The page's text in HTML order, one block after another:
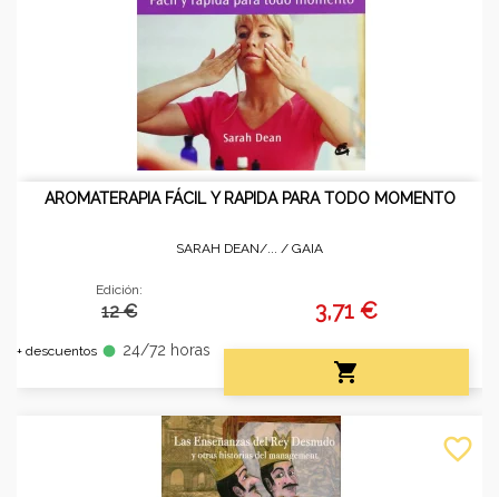
AROMATERAPIA FÁCIL Y RAPIDA PARA TODO MOMENTO
SARAH DEAN/... / GAIA
Edición:
12 €
+ descuentos fiber_manual_record 24/72 horas
3,71 €

favorite_border